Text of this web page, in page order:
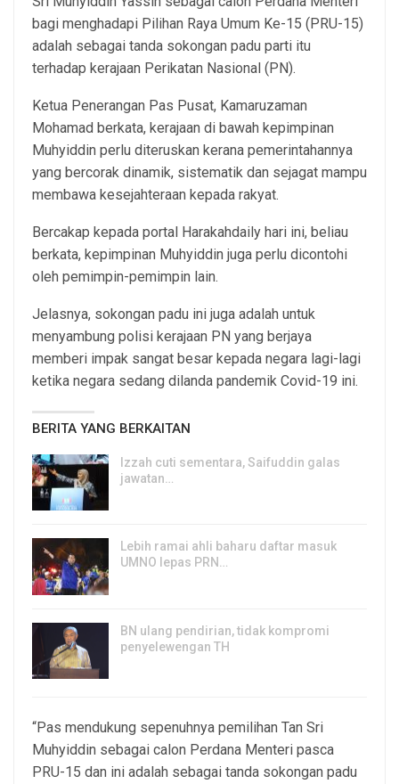
bagi menghadapi Pilihan Raya Umum Ke-15 (PRU-15)
adalah sebagai tanda sokongan padu parti itu
terhadap kerajaan Perikatan Nasional (PN).
Ketua Penerangan Pas Pusat, Kamaruzaman
Mohamad berkata, kerajaan di bawah kepimpinan
Muhyiddin perlu diteruskan kerana pemerintahannya
yang bercorak dinamik, sistematik dan sejagat mampu
membawa kesejahteraan kepada rakyat.
Bercakap kepada portal Harakahdaily hari ini, beliau
berkata, kepimpinan Muhyiddin juga perlu dicontohi
oleh pemimpin-pemimpin lain.
Jelasnya, sokongan padu ini juga adalah untuk
menyambung polisi kerajaan PN yang berjaya
memberi impak sangat besar kepada negara lagi-lagi
ketika negara sedang dilanda pandemik Covid-19 ini.
BERITA YANG BERKAITAN
Izzah cuti sementara, Saifuddin galas
jawatan…
Lebih ramai ahli baharu daftar masuk
UMNO lepas PRN…
BN ulang pendirian, tidak kompromi
penyelewengan TH
“Pas mendukung sepenuhnya pemilihan Tan Sri
Muhyiddin sebagai calon Perdana Menteri pasca
PRU-15 dan ini adalah sebagai tanda sokongan padu